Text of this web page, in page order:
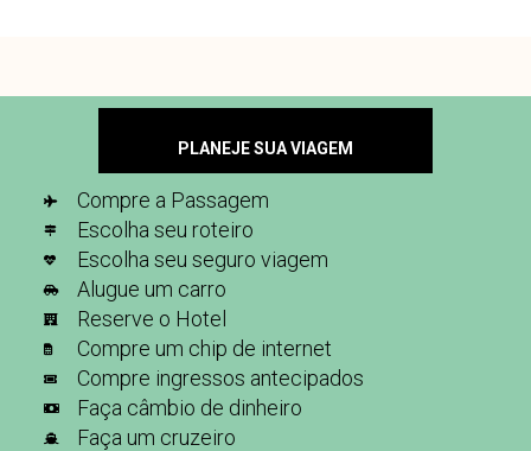
PLANEJE SUA VIAGEM
Compre a Passagem
Escolha seu roteiro
Escolha seu seguro viagem
Alugue um carro
Reserve o Hotel
Compre um chip de internet
Compre ingressos antecipados
Faça câmbio de dinheiro
Faça um cruzeiro